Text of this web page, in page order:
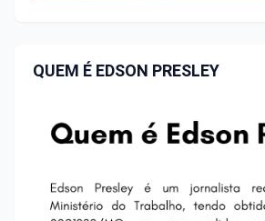
QUEM É EDSON PRESLEY